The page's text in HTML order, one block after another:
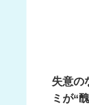
失意の
ミが“